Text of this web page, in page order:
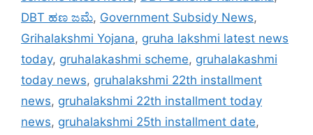
DBT ಹಣ ಜಮೆ, Government Subsidy News,
Grihalakshmi Yojana, gruha lakshmi latest news
today, gruhalakashmi scheme, gruhalakashmi
today news, gruhalakshmi 22th installment
news, gruhalakshmi 22th installment today
news, gruhalakshmi 25th installment date,